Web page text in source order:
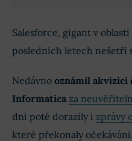
Salesforce, gigant v
posledních letech nešetří
Nedávno oznámil akvizici
Informatica za
dní poté dorazily i zprávy
které překonaly očekávání.